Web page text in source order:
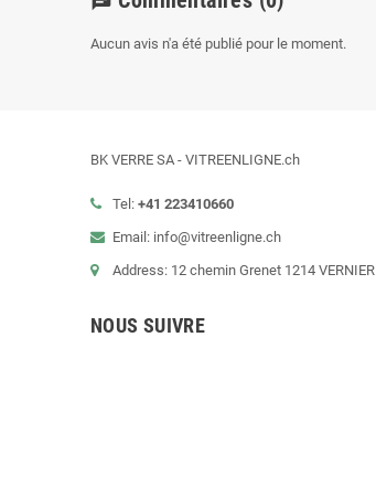
Aucun avis n'a été publié pour le moment.
BK VERRE SA - VITREENLIGNE.ch
Tel: +41 223410660
Email: info@vitreenligne.ch
Address: 12 chemin Grenet 1214 VERNIER
NOUS SUIVRE